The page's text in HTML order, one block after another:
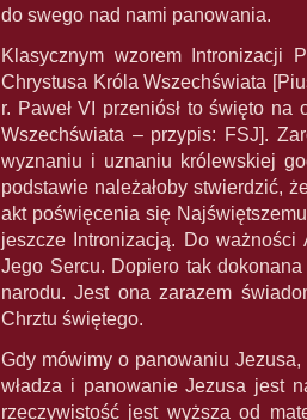
do swego nad nami panowania.
Klasycznym wzorem
Chrystusa Króla Wszechświata
r. Paweł VI przeniósł to święto
Wszechświata – przypis: FSJ].
wyznaniu i uznaniu królewskiej
podstawie należałoby stwierdzić,
akt poświęcenia się
jeszcze Intronizacją. Do
Jego Sercu. Dopiero tak
narodu. Jest ona zarazem
Chrztu świętego.
Gdy mówimy o panowaniu
władza i panowanie Jezusa jest
rzeczywistość jest wyższa od